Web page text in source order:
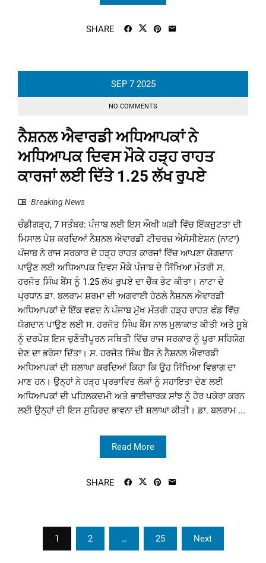
SHARE
SEP 7 2025
NO COMMENTS
ਨੈਸ਼ਨਲ ਐਵਾਰਡੀ ਅਧਿਆਪਕਾਂ ਨੇ
ਅਧਿਆਪਕ ਦਿਵਸ ਮੌਕੇ ਹੜ੍ਹ ਰਾਹਤ
ਕਾਰਜਾਂ ਲਈ ਦਿੱਤੇ 1.25 ਲੱਖ ਰੁਪਏ
Breaking News
ਚੰਡੀਗੜ੍ਹ, 7 ਸਤੰਬਰ: ਪੰਜਾਬ ਲਈ ਇਸ ਔਖੀ ਘੜੀ ਵਿੱਚ ਇੱਕਜੁਟਤਾ ਦੀ
ਮਿਸਾਲ ਪੇਸ਼ ਕਰਦਿਆਂ ਨੈਸ਼ਨਲ ਐਵਾਰਡੀ ਟੀਚਰਜ਼ ਐਸੋਸੀਏਸ਼ਨ (ਨਾਟਾ)
ਪੰਜਾਬ ਨੇ ਰਾਜ ਸਰਕਾਰ ਦੇ ਹੜ੍ਹ ਰਾਹਤ ਕਾਰਜਾਂ ਵਿੱਚ ਆਪਣਾ ਯੋਗਦਾਨ
ਪਾਉਣ ਲਈ ਅਧਿਆਪਕ ਦਿਵਸ ਮੌਕੇ ਪੰਜਾਬ ਦੇ ਸਿੱਖਿਆ ਮੰਤਰੀ ਸ.
ਹਰਜੋਤ ਸਿੰਘ ਬੈਂਸ ਨੂੰ 1.25 ਲੱਖ ਰੁਪਏ ਦਾ ਚੈੱਕ ਭੇਟ ਕੀਤਾ। ਨਾਟਾ ਦੇ
ਪ੍ਰਧਾਨ ਡਾ. ਬਲਰਾਮ ਸ਼ਰਮਾ ਦੀ ਅਗਵਾਈ ਹੇਠਲੇ ਨੈਸ਼ਨਲ ਐਵਾਰਡੀ
ਅਧਿਆਪਕਾਂ ਦੇ ਇੱਕ ਵਫ਼ਦ ਨੇ ਪੰਜਾਬ ਮੁੱਖ ਮੰਤਰੀ ਹੜ੍ਹ ਰਾਹਤ ਫੰਡ ਵਿੱਚ
ਯੋਗਦਾਨ ਪਾਉਣ ਲਈ ਸ. ਹਰਜੋਤ ਸਿੰਘ ਬੈਂਸ ਨਾਲ ਮੁਲਾਕਾਤ ਕੀਤੀ ਅਤੇ ਸੂਬੇ
ਨੂੰ ਦਰਪੇਸ਼ ਇਸ ਚੁਣੌਤੀਪੂਰਨ ਸਥਿਤੀ ਵਿੱਚ ਰਾਜ ਸਰਕਾਰ ਨੂੰ ਪੂਰਾ ਸਹਿਯੋਗ
ਦੇਣ ਦਾ ਭਰੋਸਾ ਦਿੱਤਾ। ਸ. ਹਰਜੋਤ ਸਿੰਘ ਬੈਂਸ ਨੇ ਨੈਸ਼ਨਲ ਐਵਾਰਡੀ
ਅਧਿਆਪਕਾਂ ਦੀ ਸ਼ਲਾਘਾ ਕਰਦਿਆਂ ਕਿਹਾ ਕਿ ਉਹ ਸਿੱਖਿਆ ਵਿਭਾਗ ਦਾ
ਮਾਣ ਹਨ। ਉਨ੍ਹਾਂ ਨੇ ਹੜ੍ਹ ਪ੍ਰਭਾਵਿਤ ਲੋਕਾਂ ਨੂੰ ਸਹਾਇਤਾ ਦੇਣ ਲਈ
ਅਧਿਆਪਕਾਂ ਦੀ ਪਹਿਲਕਦਮੀ ਅਤੇ ਭਾਈਚਾਰਕ ਸਾਂਝ ਨੂੰ ਹੋਰ ਪਕੇਰਾ ਕਰਨ
ਲਈ ਉਨ੍ਹਾਂ ਦੀ ਇਸ ਸੁਹਿਰਦ ਭਾਵਨਾ ਦੀ ਸ਼ਲਾਘਾ ਕੀਤੀ। ਡਾ. ਬਲਰਾਮ ...
Read More
SHARE
Posts
pagination
1 2 … 25 Next